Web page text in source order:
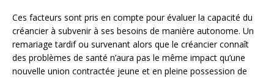
Ces facteurs sont pris en compte pour évaluer la capacité du
créancier à subvenir à ses besoins de manière autonome. Un
remariage tardif ou survenant alors que le créancier connaît
des problèmes de santé n’aura pas le même impact qu’une
nouvelle union contractée jeune et en pleine possession de